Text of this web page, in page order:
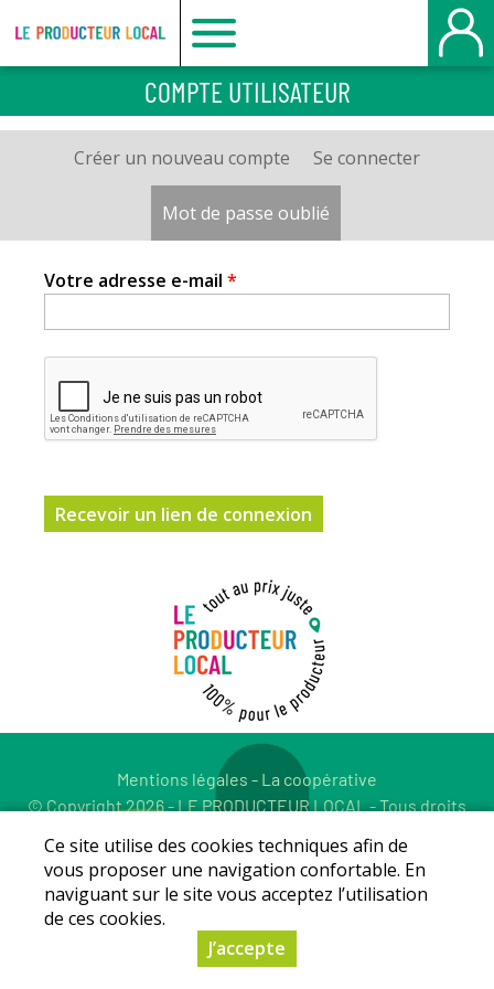
Le
producteur
local
Belbeuf
COMPTE UTILISATEUR
OngletsCréer un nouveau compte Se connecter
Mot de passe oublié
Votre adresse e-mail *
Mentions légales - La coopérative
© Copyright 2026 - LE PRODUCTEUR LOCAL - Tous droits
Ce site utilise des cookies techniques afin de
vous proposer une navigation confortable. En
naviguant sur le site vous acceptez l’utilisation
de ces cookies.
J’accepte